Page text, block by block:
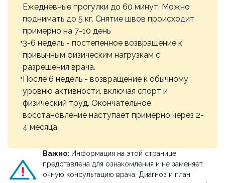
Ежедневные прогулки до 60 минут. Можно
поднимать до 5 кг. Снятие швов происходит
примерно на 7-10 день
3-6 недель - постепенное возвращение к
привычным физическим нагрузкам с
разрешения врача.
После 6 недель - возвращение к обычному
уровню активности, включая спорт и
физический труд. Окончательное
восстановление наступает примерно через 2-
4 месяца
Важно: Информация на этой странице
представлена для ознакомления и не заменяет
очную консультацию врача. Диагноз и план